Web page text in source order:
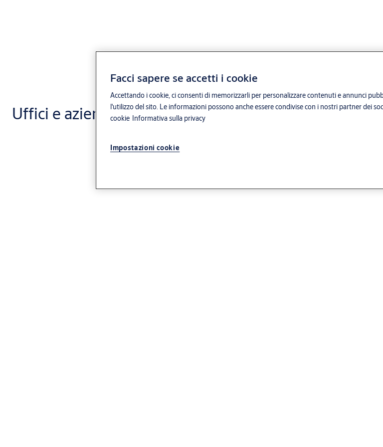
Uffici e aziende
Facci sapere se accetti i cookie
Accettando i cookie, ci consenti di memorizzarli per personalizzare contenuti e annunci
l'utilizzo del sito. Le informazioni possono anche essere condivise con i nostri partner dei
cookie Informativa sulla privacy
Impostazioni cookie